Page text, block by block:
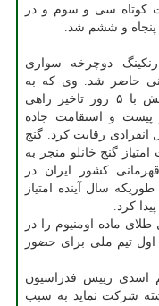
کوتاه سی و سوم و در
پنجاه و ششم شد.
دوچرخه سواری
حاضر شد. وی که به
سبب دریافت دیرهنگام روادید و پاسپورتش با ۵ روز تاخیر راهی
پیست و استقامت جاده
انفرادی رقابت کرد. گنج
گنج خانلو منجر به
کشور ایران در
سال آینده امتیاز
ماده اومنیوم را در
تیم ملی برای حضور
اسدی رییس فدراسیون
شرکت نماید به سبب